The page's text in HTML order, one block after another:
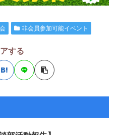
非会員参加可能イベント
する